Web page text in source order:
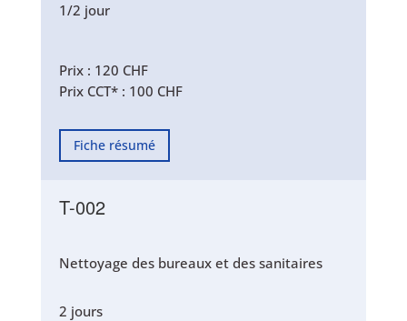
1/2 jour
Prix : 120 CHF
Prix CCT* : 100 CHF
Fiche résumé
T-002
Nettoyage des bureaux et des sanitaires
2 jours